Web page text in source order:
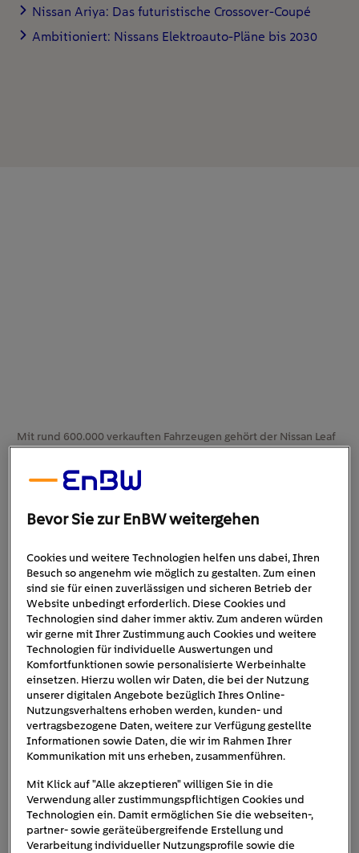
Nissan Ariya: Das futuristische Crossover-Coupé
Ambitioniert: Nissans Elektroauto-Pläne bis 2030
Mit rund 600.000 verkauften Fahrzeugen gehört der Nissan Leaf
Nissan Leaf: E-Auto-Vorreiter in zweiter
Generation
elektromobilen Zeitalters auf den Dezember 2010
datieren. Damals begann der Verkaufsstart des Nissan
Leaf (englisch für „Blatt“), der fast ein Jahrzehnt lang
Markt für E-Autos dominieren sollte. Rund 600.000
Einheiten des Kompaktwagens verkaufte der japanische
Autobauer bis heute, davon rund ein Drittel allein in
Europa. Seit Anfang 2018 ist diezweite Generation
dem Markt, die aber seit derAufholjagd der anderen
Autobauerimmer weniger Kunden begeistert. Im April
2022 wurden in Deutschland gerade einmal 274 Nissan
insgesamt 22.175 E-Auto-Neuzulassungen.
Einstiegspreis beginnt bei 29.990 Euro
(ohne
Förderung), wodurch der Leaf weiterhin zu den
Bevor Sie zur EnBW weitergehen
Cookies und weitere Technologien helfen uns dabei, Ihren
Besuch so angenehm wie möglich zu gestalten. Zum einen
sind sie für einen zuverlässigen und sicheren Betrieb der
Website unbedingt erforderlich. Diese Cookies und
Technologien sind daher immer aktiv. Zum anderen würden
wir gerne mit Ihrer Zustimmung auch Cookies und weitere
Technologien für individuelle Auswertungen und
Komfortfunktionen sowie personalisierte Werbeinhalte
einsetzen. Hierzu wollen wir Daten, die bei der Nutzung
unserer digitalen Angebote bezüglich Ihres Online-
Nutzungsverhaltens erhoben werden, kunden- und
vertragsbezogene Daten, weitere zur Verfügung gestellte
Informationen sowie Daten, die wir im Rahmen Ihrer
Kommunikation mit uns erheben, zusammenführen.
Mit Klick auf "Alle akzeptieren" willigen Sie in die
Verwendung aller zustimmungspflichtigen Cookies und
Technologien ein. Damit ermöglichen Sie die webseiten-,
partner- sowie geräteübergreifende Erstellung und
Verarbeitung individueller Nutzungsprofile sowie die